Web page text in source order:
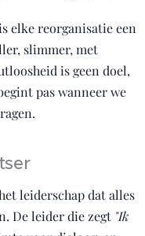
elke reorganisatie een
slimmer, met
is geen doel,
pas wanneer we
leiderschap dat alles
De leider die zegt "Ik